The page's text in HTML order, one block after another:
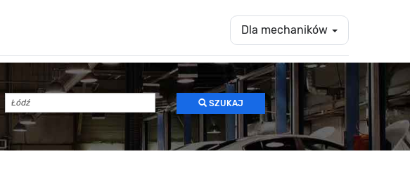
Dla mechaników
SZUKAJ